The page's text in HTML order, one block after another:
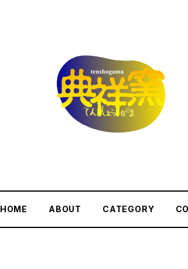
HOME ABOUT CATEGORY